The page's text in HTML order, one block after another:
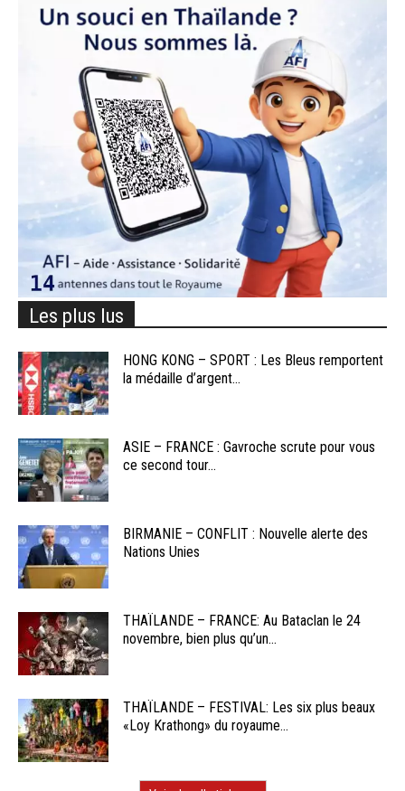
Les plus lus
HONG KONG – SPORT : Les Bleus remportent
la médaille d’argent...
ASIE – FRANCE : Gavroche scrute pour vous
ce second tour...
BIRMANIE – CONFLIT : Nouvelle alerte des
Nations Unies
THAÏLANDE – FRANCE: Au Bataclan le 24
novembre, bien plus qu’un...
THAÏLANDE – FESTIVAL: Les six plus beaux
«Loy Krathong» du royaume...